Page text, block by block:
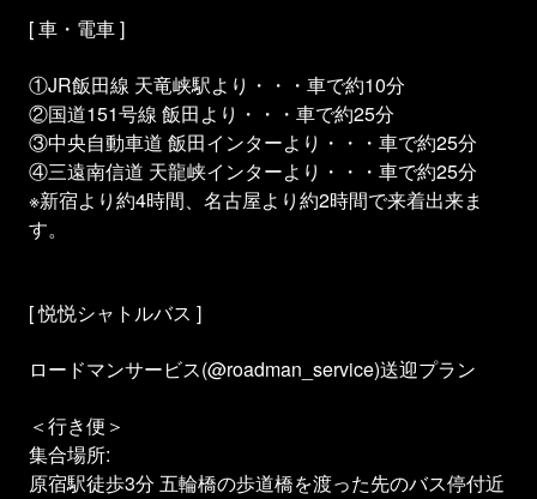
[ 車・電車 ]
①JR飯田線 天竜峡駅より・・・車で約10分
②国道151号線 飯田より・・・車で約25分
③中央自動車道 飯田インターより・・・車で約25分
④三遠南信道 天龍峡インターより・・・車で約25分
※新宿より約4時間、名古屋より約2時間で来着出来ま
す。
[ 悦悦シャトルバス ]
ロードマンサービス(@roadman_service)送迎プラン
＜行き便＞
集合場所:
原宿駅徒歩3分 五輪橋の歩道橋を渡った先のバス停付近